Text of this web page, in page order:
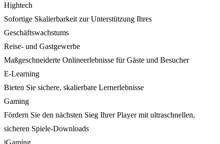
Hightech
Sofortige Skalierbarkeit zur Unterstützung Ihres
Geschäftswachstums
Reise- und Gastgewerbe
Maßgeschneiderte Onlineerlebnisse für Gäste und Besucher
E-Learning
Bieten Sie sichere, skalierbare Lernerlebnisse
Gaming
Fördern Sie den nächsten Sieg Ihrer Player mit ultraschnellen,
sicheren Spiele-Downloads
iGaming